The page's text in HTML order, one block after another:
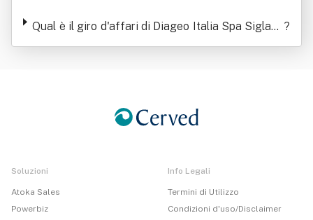
Qual è il giro d'affari di Diageo Italia Spa Siglabil
e Diageo It. Spa O D.i. Spa
?
Soluzioni
Atoka Sales
Powerbiz
Info Legali
Termini di Utilizzo
Condizioni d'uso/Disclaimer